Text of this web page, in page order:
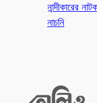
নান্দীকারের
নাচনি